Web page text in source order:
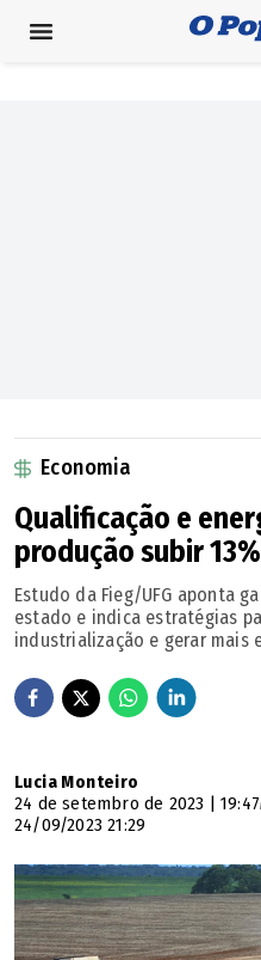
Economia
Qualificação e
produção subir 13%
Estudo da Fieg/UFG aponta
estado e indica estratégias
industrialização e gerar mais
Lucia Monteiro
24 de setembro de 2023 | 19:47
24/09/2023 21:29